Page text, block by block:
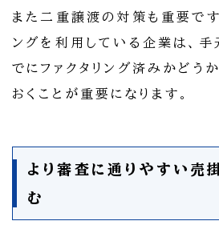
また二重譲渡の対策も重要です
ングを利用している企業は、手
でにファクタリング済みかどう
おくことが重要になります。
より審査に通りやすい売
む